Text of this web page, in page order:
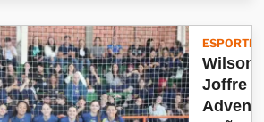
ESPORTES
Wilson
Joffre e